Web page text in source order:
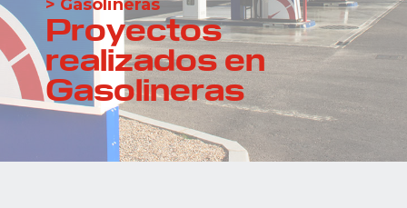
> Gasolineras
Proyectos
realizados en
Gasolineras